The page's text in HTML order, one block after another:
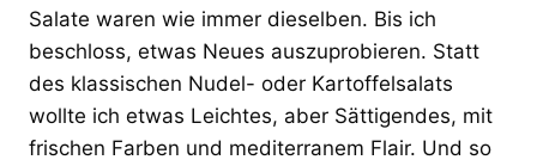
Salate waren wie immer dieselben. Bis ich
beschloss, etwas Neues auszuprobieren. Statt
des klassischen Nudel- oder Kartoffelsalats
wollte ich etwas Leichtes, aber Sättigendes, mit
frischen Farben und mediterranem Flair. Und so